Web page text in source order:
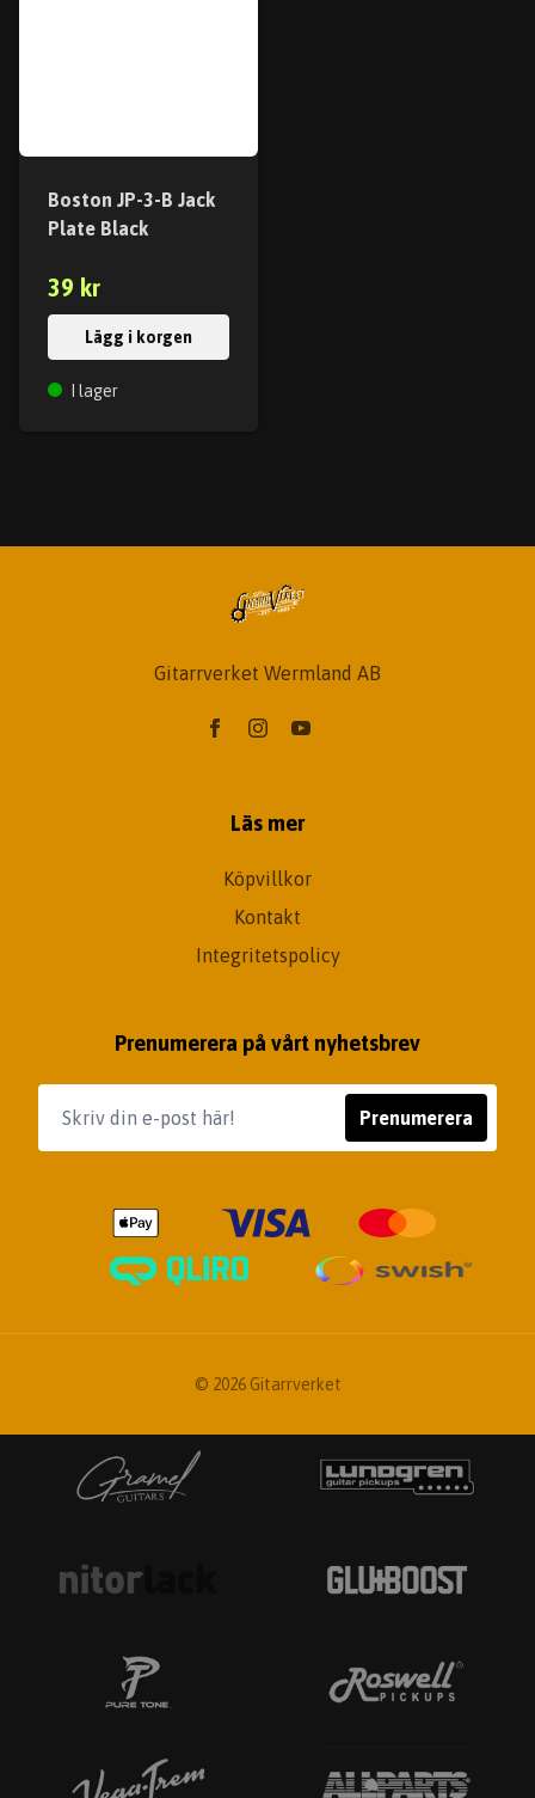
Boston JP-3-B Jack
Plate Black
39 kr
Lägg i korgen
I lager
Gitarrverket Wermland AB
Läs mer
Köpvillkor
Kontakt
Integritetspolicy
Prenumerera på vårt nyhetsbrev
Prenumerera
© 2026 Gitarrverket